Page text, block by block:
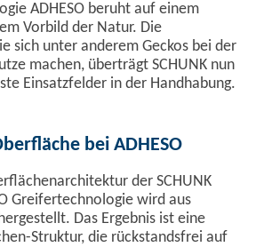
ADHESO beruht auf einem
Vorbild der Natur. Die
sich unter anderem Geckos bei der
machen, überträgt SCHUNK nun
Einsatzfelder in der Handhabung.
bei ADHESO
der SCHUNK
Greifertechnologie wird aus
Das Ergebnis ist eine
Struktur, die rückstandsfrei auf